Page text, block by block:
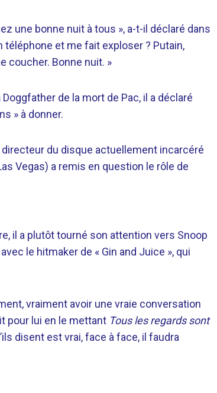
une bonne nuit à tous », a-t-il déclaré dans
et me fait exploser ? Putain,
coucher. Bonne nuit. »
de la mort de Pac, il a déclaré
» à donner.
du disque actuellement incarcéré
Vegas) a remis en question le rôle de
il a plutôt tourné son attention vers Snoop
le hitmaker de « Gin and Juice », qui
vraiment avoir une vraie conversation
pour lui en le mettant Tous les regards sont
disent est vrai, face à face, il faudra